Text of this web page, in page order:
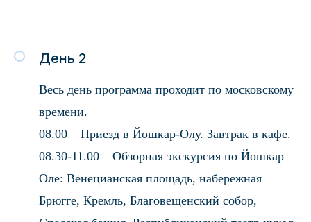
День 2
Весь день программа проходит по московскому
времени.
08.00 – Приезд в Йошкар-Олу. Завтрак в кафе.
08.30-11.00 – Обзорная экскурсия по Йошкар
Оле: Венецианская площадь, набережная
Брюгге, Кремль, Благовещенский собор,